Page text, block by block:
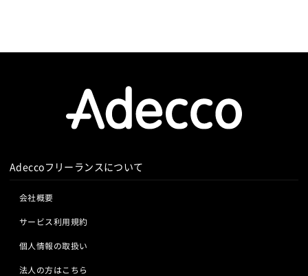
Adeccoフリーランスについて
会社概要
サービス利用規約
個人情報の取扱い
法人の方はこちら